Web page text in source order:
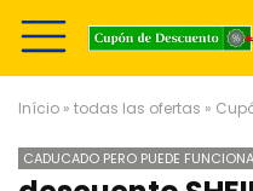
Início » todas las ofertas »
CADUCADO PERO PUEDE